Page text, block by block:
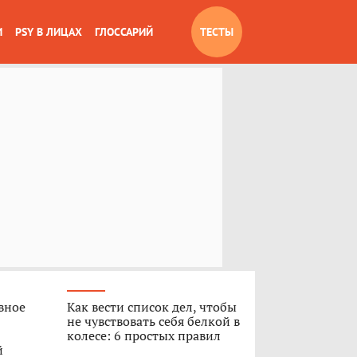
PSY В ЛИЦАХ ГЛОССАРИЙ ТЕСТЫ
Как вести список дел, чтобы
не чувствовать себя белкой в
колесе: 6 простых правил